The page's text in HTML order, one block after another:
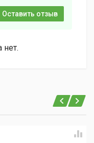
Оставить отзыв
нет.